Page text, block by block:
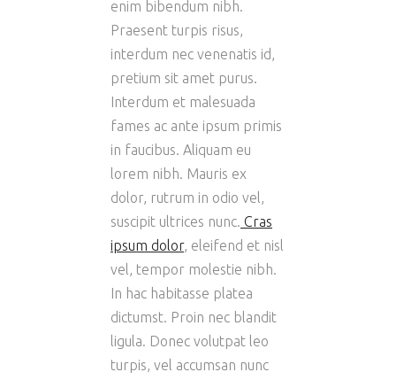
enim bibendum nibh.
Praesent turpis risus,
interdum nec venenatis id,
pretium sit amet purus.
Interdum et malesuada
fames ac ante ipsum primis
in faucibus. Aliquam eu
lorem nibh. Mauris ex
dolor, rutrum in odio vel,
suscipit ultrices nunc. Cras
ipsum dolor, eleifend et nisl
vel, tempor molestie nibh.
In hac habitasse platea
dictumst. Proin nec blandit
ligula. Donec volutpat leo
turpis, vel accumsan nunc